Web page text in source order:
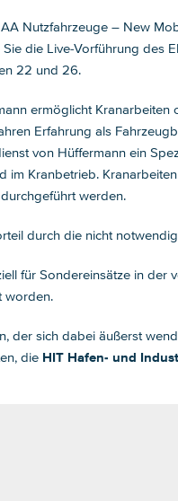
Nutzfahrzeuge – New
die Live-Vorführung des
22 und 26.
ermöglicht
Erfahrung als
von Hüffermann ein
im Kranbetrieb.
werden.
durch die nicht
für Sondereinsätze in der
worden.
der sich dabei äußerst
die HIT Hafen- und